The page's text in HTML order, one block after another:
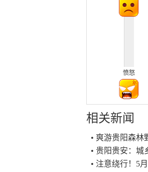
愤怒
相关新闻
• 爽游贵阳森林
• 贵阳贵安：城
• 注意绕行！5